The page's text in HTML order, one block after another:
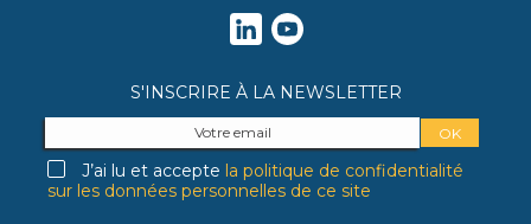
S'INSCRIRE À LA NEWSLETTER
J’ai lu et accepte la politique de confidentialité
sur les données personnelles de ce site